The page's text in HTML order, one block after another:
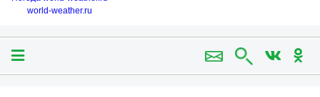
world-weather.ru